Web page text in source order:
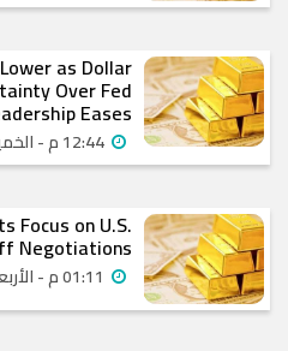
as Dollar
Over Fed
Eases
Focus on U.S.
Negotiations